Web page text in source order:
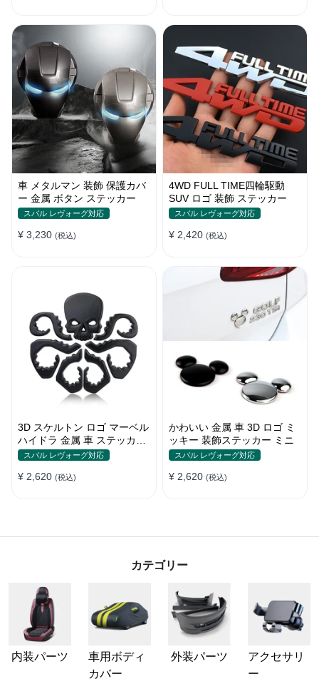
車 メタルマン 装飾 保護カバ
ー 金属 ボタン ステッカー
スバル レヴォーグ対応
¥ 3,230 (税込)
4WD FULL TIME四輪駆動
SUV ロゴ 装飾 ステッカー
スバル レヴォーグ対応
¥ 2,420 (税込)
3D スケルトン ロゴ マーベル
ハイドラ 金属 車 ステッカー
テールマーク
スバル レヴォーグ対応
¥ 2,620 (税込)
かわいい 金属 車 3D ロゴ ミ
ッキー 装飾ステッカー ミニ
スバル レヴォーグ対応
¥ 2,620 (税込)
カテゴリー
内装パーツ
車用ボディ
カバー
外装パーツ
アクセサリ
ー